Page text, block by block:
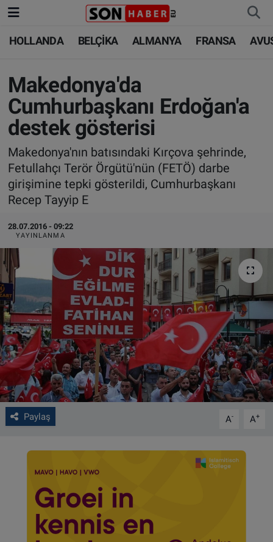
HOLLANDA BELÇİKA ALMANYA FRANSA
Makedonya'da
Cumhurbaşkanı Erdoğan'a
destek gösterisi
Makedonya'nın batısındaki Kırçova şehrinde,
Fetullahçı Terör Örgütü'nün (FETÖ) darbe
girişimine tepki gösterildi, Cumhurbaşkanı
Recep Tayyip E
28.07.2016 - 09:22
YAYINLANMA
Paylaş A- A+
HOLLANDA
BELÇİKA
ALMANYA
AVUSTURYA
SAĞLIK - YAŞAM
BİLİM-TEKNOLOJİ
HOLLANDA
BELÇİKA
ALMANYA
TÜRKİYE
DÜNYA
BİLİM-TEKNOLOJİ
SAĞLIK
FOTO GALERİ
VIDEO GALERİ
ALGEMENE VOORWAARDEN
CONTACT
Çerez Politikası
Nöbetçi Eczaneler
Hava Durumu
Trafik Durumu
Süper Lig Puan Durumu ve Fikstür
Tüm Manşetler
Son Dakika Haberleri
Haber Arşivi